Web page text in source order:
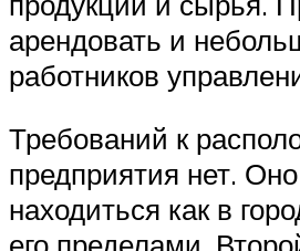
арендовать и
работников
Требований к
предприятия нет.
находиться как в